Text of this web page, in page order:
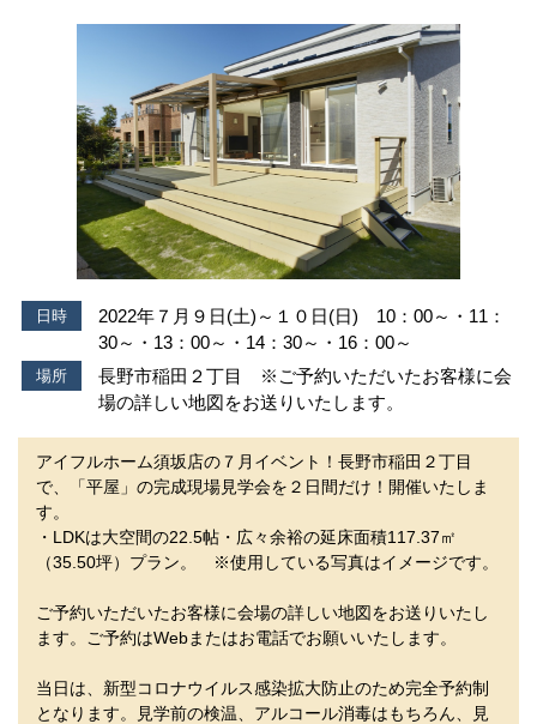
日時
2022年７月９日(土)～１０日(日) 10：00～・11：
30～・13：00～・14：30～・16：00～
場所
長野市稲田２丁目 ※ご予約いただいたお客様に会
場の詳しい地図をお送りいたします。
アイフルホーム須坂店の７月イベント！長野市稲田２丁目
で、「平屋」の完成現場見学会を２日間だけ！開催いたしま
す。
・LDKは大空間の22.5帖・広々余裕の延床面積117.37㎡
（35.50坪）プラン。 ※使用している写真はイメージです。
ご予約いただいたお客様に会場の詳しい地図をお送りいたし
ます。ご予約はWebまたはお電話でお願いいたします。
当日は、新型コロナウイルス感染拡大防止のため完全予約制
となります。見学前の検温、アルコール消毒はもちろん、見